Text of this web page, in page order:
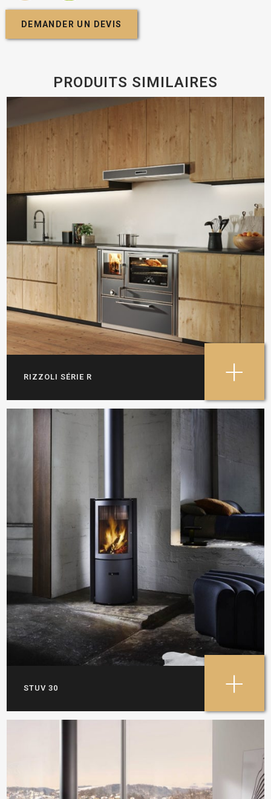
DEMANDER UN DEVIS
PRODUITS SIMILAIRES
+
RIZZOLI SÉRIE R
+
STUV 30